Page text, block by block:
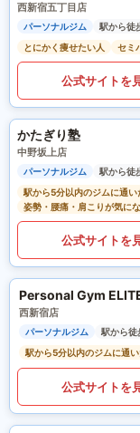
西新宿五丁目店
パーソナルジム
駅から徒
とにかく痩せたい人
セミ
公式サイトを
かたぎり塾
中野坂上店
パーソナルジム
駅から徒
駅から5分以内のジムに通い
姿勢・腰痛・肩こりが気に
公式サイトを
Personal Gym
西新宿店
パーソナルジム
駅から徒
駅から5分以内のジムに通
公式サイトを